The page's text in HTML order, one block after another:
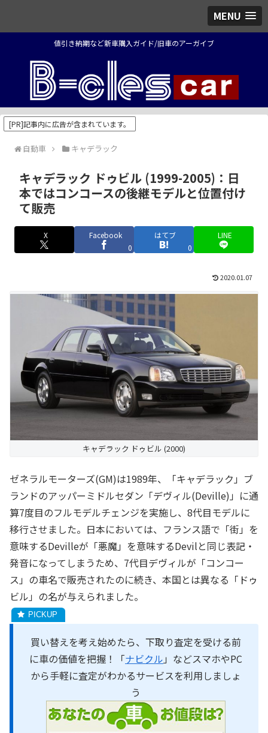
MENU
値引き納期など新車購入ガイド/旧車のアーガイブ
[PR]記事内に広告が含まれています。
自動車 キャデラック
キャデラック ドゥビル (1999-2005)：日
本ではコンコースの後継モデルと位置付け
て販売
X
Facebook
0
はてブ
0
LINE
2020.01.07
キャデラック ドゥビル (2000)
ゼネラルモーターズ(GM)は1989年、「キャデラック」ブ
ランドのアッパーミドルセダン「デヴィル(Deville)」に通
算7度目のフルモデルチェンジを実施し、8代目モデルに
移行させました。日本においては、フランス語で「街」を
意味するDevilleが「悪魔」を意味するDevilと同じ表記・
発音になってしまうため、7代目デヴィルが「コンコー
ス」の車名で販売されたのに続き、本国とは異なる「ドゥ
ビル」の名が与えられました。
買い替えを考え始めたら、下取り査定を受ける前
に車の価値を把握！「ナビクル 」などスマホやPC
から手軽に査定がわかるサービスを利用しましょ
う